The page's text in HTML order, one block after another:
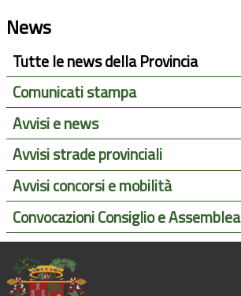
News
Tutte le news della Provincia
Comunicati stampa
Avvisi e news
Avvisi strade provinciali
Avvisi concorsi e mobilità
Convocazioni Consiglio e Assemblea